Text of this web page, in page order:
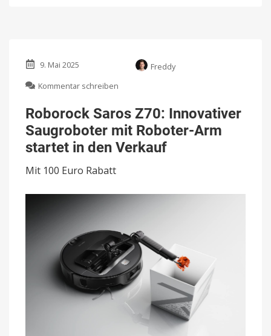
9. Mai 2025
Freddy
Kommentar schreiben
Saros
Z70:
Innovativer
Saugroboter
mit
Roborock Saros Z70: Innovativer
Saugroboter mit Roboter-Arm
startet in den Verkauf
Mit 100 Euro Rabatt